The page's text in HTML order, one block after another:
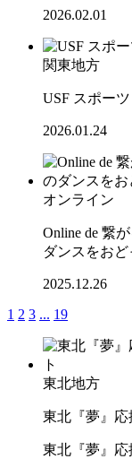
2026.02.01
関東地方
USF スポー
2026.01.24
オンライン
Online de 繋
ダンスをお
2025.12.26
1 2 3 ... 19
東北地方
東北『夢』
東北『夢』